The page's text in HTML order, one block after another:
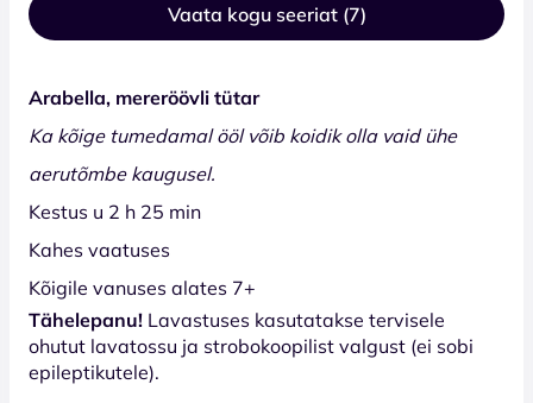
Vaata kogu seeriat (7)
Arabella, mereröövli tütar
Ka kõige tumedamal ööl võib koidik olla vaid ühe
aerutõmbe kaugusel.
Kestus u 2 h 25 min
Kahes vaatuses
Kõigile vanuses alates 7+
Tähelepanu! Lavastuses kasutatakse tervisele
ohutut lavatossu ja strobokoopilist valgust (ei sobi
epileptikutele).